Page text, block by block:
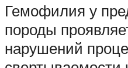
Гемофилия у
породы
нарушений